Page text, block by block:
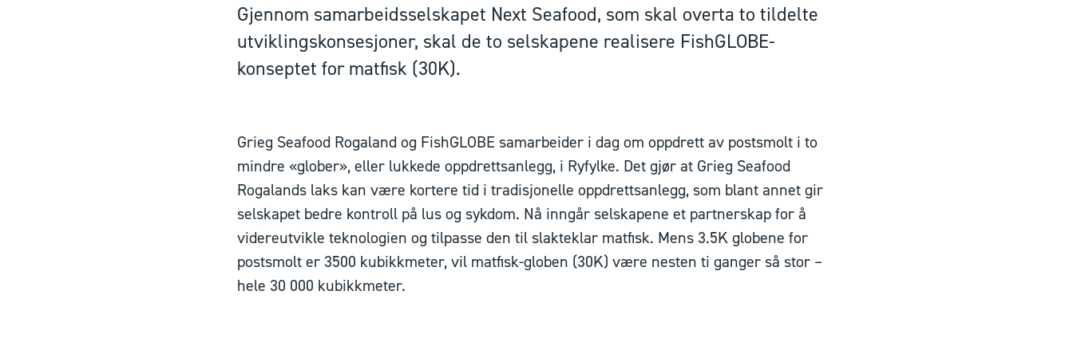
Gjennom samarbeidsselskapet Next Seafood, som skal overta to tildelte
utviklingskonsesjoner, skal de to selskapene realisere FishGLOBE-
konseptet for matfisk (30K).
Grieg Seafood Rogaland og FishGLOBE samarbeider i dag om oppdrett av postsmolt i to
mindre «glober», eller lukkede oppdrettsanlegg, i Ryfylke. Det gjør at Grieg Seafood
Rogalands laks kan være kortere tid i tradisjonelle oppdrettsanlegg, som blant annet gir
selskapet bedre kontroll på lus og sykdom. Nå inngår selskapene et partnerskap for å
videreutvikle teknologien og tilpasse den til slakteklar matfisk. Mens 3.5K globene for
postsmolt er 3500 kubikkmeter, vil matfisk-globen (30K) være nesten ti ganger så stor –
hele 30 000 kubikkmeter.